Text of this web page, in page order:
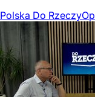
Polska Do Rzeczy